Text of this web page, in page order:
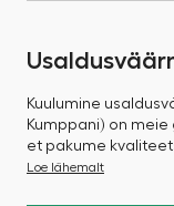
Kuulumine
Kumppani) on
et pakume
Loe lähemalt